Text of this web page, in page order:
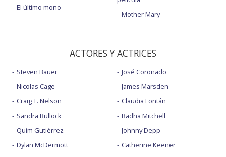
El último mono
Mother Mary
ACTORES Y ACTRICES
Steven Bauer
Nicolas Cage
Craig T. Nelson
Sandra Bullock
Quim Gutiérrez
Dylan McDermott
José Coronado
James Marsden
Claudia Fontán
Radha Mitchell
Johnny Depp
Catherine Keener